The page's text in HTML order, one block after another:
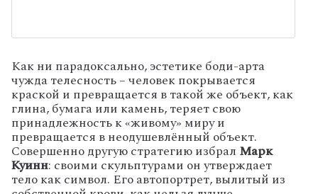
Как ни парадоксально, эстетике боди-арта
чужда телесность – человек покрывается
краской и превращается в такой же объект, как
глина, бумага или камень, теряет свою
принадлежность к «живому» миру и
превращается в неодушевлённый объект.
Совершенно другую стратегию избрал Марк
Куинн: своими скульптурами он утверждает
тело как символ. Его автопортрет, вылитый из